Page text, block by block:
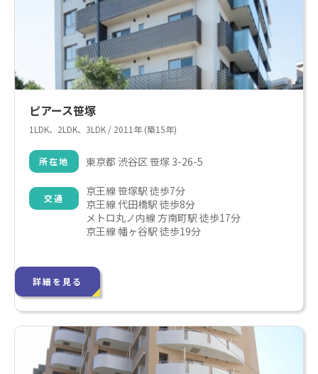
ピアース笹塚
1LDK、2LDK、3LDK / 2011年 (築15年)
所在地 東京都 渋谷区 笹塚 3-26-5
交通
京王線 笹塚駅 徒歩7分
京王線 代田橋駅 徒歩8分
メトロ丸ノ内線 方南町駅 徒歩17分
京王線 幡ヶ谷駅 徒歩19分
詳細を見る